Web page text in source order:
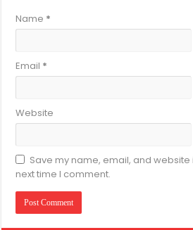
Name *
Email *
Website
Save my name, email, and
next time I comment.